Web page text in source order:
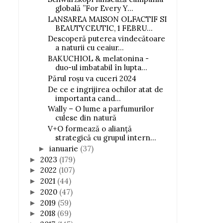
globală ”For Every Y...
LANSAREA MAISON OLFACTIF SI
BEAUTYCEUTIC, 1 FEBRU...
Descoperă puterea vindecătoare
a naturii cu ceaiur...
BAKUCHIOL & melatonina -
duo-ul imbatabil în lupta...
Părul roșu va cuceri 2024
De ce e ingrijirea ochilor atat de
importanta cand...
Wally – O lume a parfumurilor
culese din natură
V+O formează o alianță
strategică cu grupul intern...
► ianuarie (37)
► 2023 (179)
► 2022 (107)
► 2021 (44)
► 2020 (47)
► 2019 (59)
► 2018 (69)